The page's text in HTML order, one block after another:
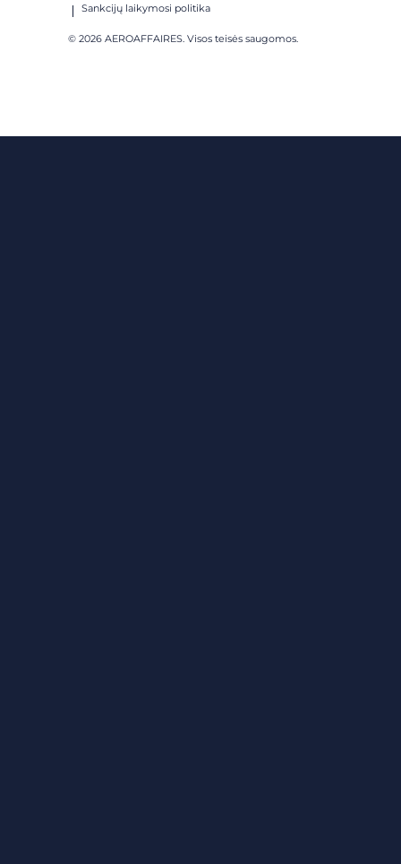
Sankcijų laikymosi politika
© 2026 AEROAFFAIRES. Visos teisės saugomos.